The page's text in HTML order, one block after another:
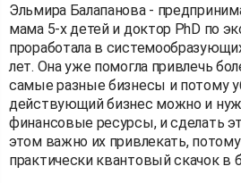
Эльмира Балапанова -
мама 5-х детей и доктор PhD по
проработала в
лет. Она уже помогла привлечь
самые разные бизнесы и потому
действующий бизнес можно и
финансовые ресурсы, и сделать
этом важно их привлекать,
практически квантовый скачок в